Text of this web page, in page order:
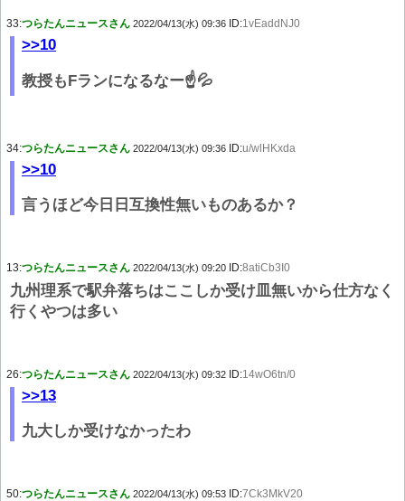
33:つらたんニュースさん 2022/04/13(水) 09:36 ID:1vEaddNJ0
>>10
教授もFランになるなー☝💦
34:つらたんニュースさん 2022/04/13(水) 09:36 ID:u/wlHKxda
>>10
言うほど今日日互換性無いものあるか？
13:つらたんニュースさん 2022/04/13(水) 09:20 ID:8atiCb3I0
九州理系で駅弁落ちはここしか受け皿無いから仕方なく
行くやつは多い
26:つらたんニュースさん 2022/04/13(水) 09:32 ID:14wO6tn/0
>>13
九大しか受けなかったわ
50:つらたんニュースさん 2022/04/13(水) 09:53 ID:7Ck3MkV20